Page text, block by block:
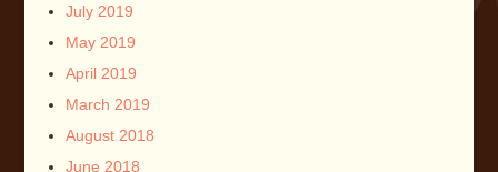
July 2019
May 2019
April 2019
March 2019
August 2018
June 2018